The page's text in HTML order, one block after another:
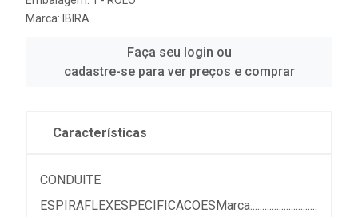
Marca: IBIRA
Faça seu login ou
cadastre-se para ver preços e comprar
Características
CONDUITE
ESPIRAFLEXESPECIFICACOESMarca............................